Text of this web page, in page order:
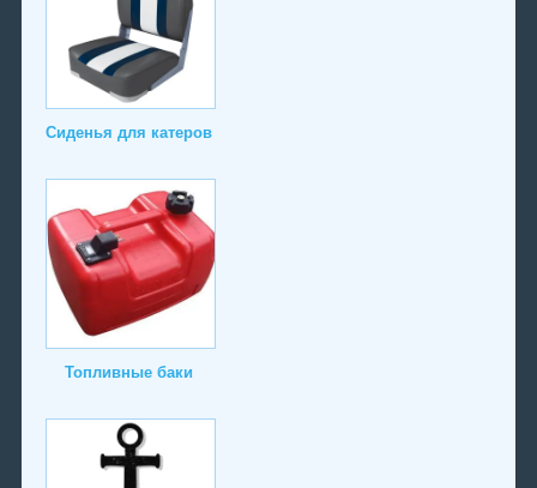
Сиденья для катеров
Топливные баки